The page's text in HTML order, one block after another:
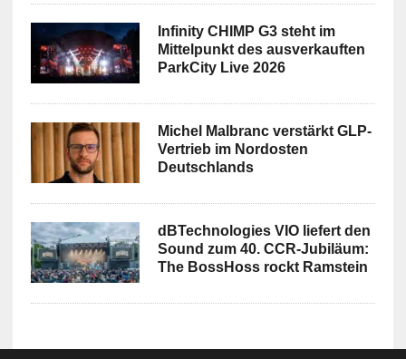
Infinity CHIMP G3 steht im
Mittelpunkt des ausverkauften
ParkCity Live 2026
Michel Malbranc verstärkt GLP-
Vertrieb im Nordosten
Deutschlands
dBTechnologies VIO liefert den
Sound zum 40. CCR-Jubiläum:
The BossHoss rockt Ramstein